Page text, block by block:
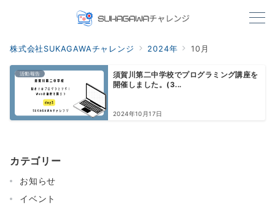
株式会社SUKAGAWAチャレンジ 2024年 10月
活動報告
須賀川第二中学校でプログラミング講座を
開催しました。(3...
2024年10月17日
カテゴリー
お知らせ
イベント